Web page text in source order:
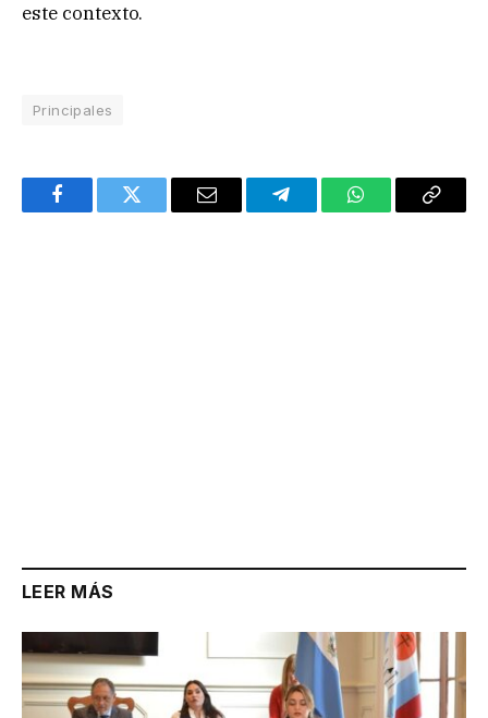
este contexto.
Principales
FacebookTwitter Email TelegramWhatsAppCopy
LEER MÁS